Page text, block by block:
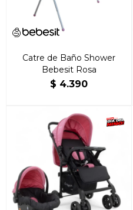
Catre de Baño Shower
Bebesit Rosa
$ 4.390